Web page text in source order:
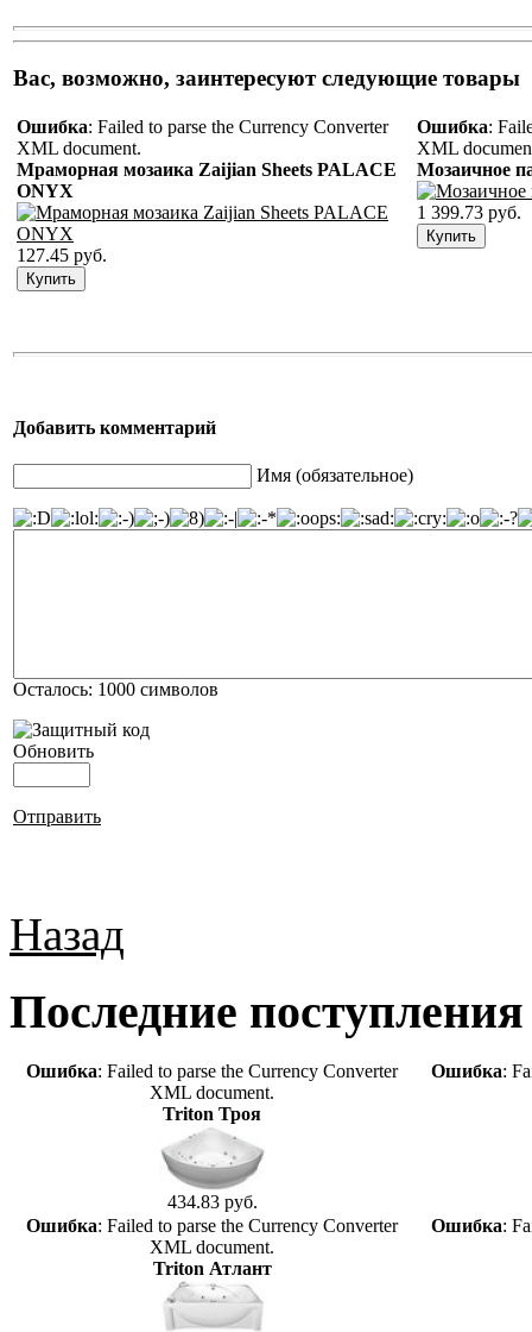
Вас, возможно, заинтересуют следующие товары
Ошибка: Failed to parse the Currency Converter
XML document.
Мраморная мозаика Zaijian Sheets PALACE
ONYX
127.45 руб.
Ошибка:
XML
Мозаичное
1 399.73 руб.
Добавить комментарий
Имя (обязательное)
Осталось: 1000 символов
Обновить
Отправить
Назад
Последние
Ошибка: Failed to parse the Currency Converter
XML document.
Triton Троя
434.83 руб.
Ошибка:
Ошибка: Failed to parse the Currency Converter
XML document.
Triton Атлант
Ошибка: